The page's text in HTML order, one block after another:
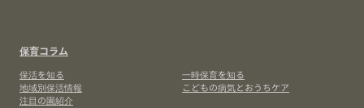
保育コラム
保活を知る
一時保育を知る
地域別保活情報
こどもの病気とおうちケア
注目の園紹介